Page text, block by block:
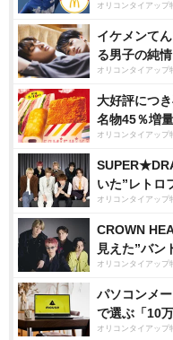
オリコンタイアップ
イケメンて
る男子の純
オリコンタイアップ
大好評につ
名物45％増
オリコンタイアップ
いた”レトロ
オリコンタイアップ
CROWN
見えた”バン
オリコンタイアップ
パソコンメ
で選ぶ「10
オリコンタイアップ